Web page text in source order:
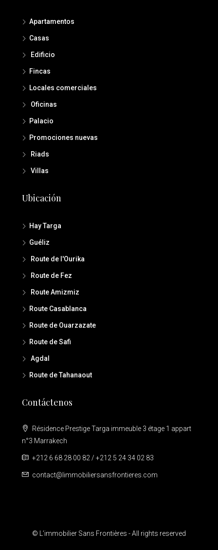
Apartamentos
Casas
Edificio
Fincas
Locales comerciales
Oficinas
Palacio
Promociones nuevas
Riads
Villas
Ubicación
Hay Targa
Guéliz
Route de l'Ourika
Route de Fez
Route Amizmiz
Route Casablanca
Route de Ouarzazate
Route de Safi
Agdal
Route de Tahanaout
Contáctenos
Résidence Prestige Targa immeuble 3 étage 1 appart
n°3 Marrakech
+212 6 68 28 00 82 / +212 5 24 34 02 83
contact@limmobiliersansfrontieres.com
© L’immobilier Sans Frontières - All rights reserved